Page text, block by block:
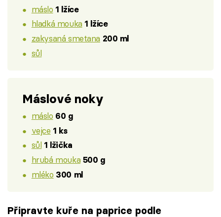
máslo 1 lžíce
hladká mouka 1 lžíce
zakysaná smetana 200 ml
sůl
Máslové noky
máslo 60 g
vejce 1 ks
sůl 1 lžička
hrubá mouka 500 g
mléko 300 ml
Připravte kuře na paprice podle